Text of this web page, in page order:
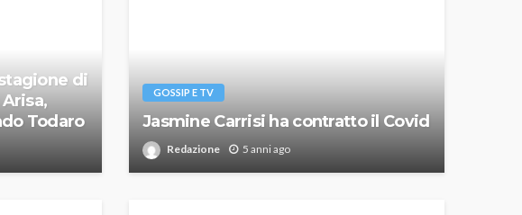
di
Todaro
GOSSIP E TV
Jasmine Carrisi ha contratto il Covid
Redazione 5 anni ago